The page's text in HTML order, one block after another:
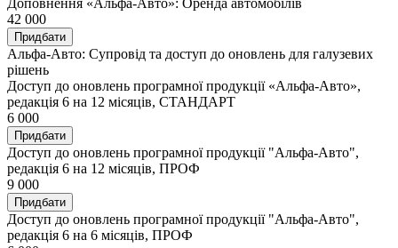
42 000
Придбати
Альфа-Авто: Cупровід та доступ до оновлень для галузевих
рішень
Доступ до оновлень програмної продукції «Альфа-Авто»,
редакція 6 на 12 місяців, СТАНДАРТ
6 000
Придбати
Доступ до оновлень програмної продукції "Альфа-Авто",
редакція 6 на 12 місяців, ПРОФ
9 000
Придбати
Доступ до оновлень програмної продукції "Альфа-Авто",
редакція 6 на 6 місяців, ПРОФ